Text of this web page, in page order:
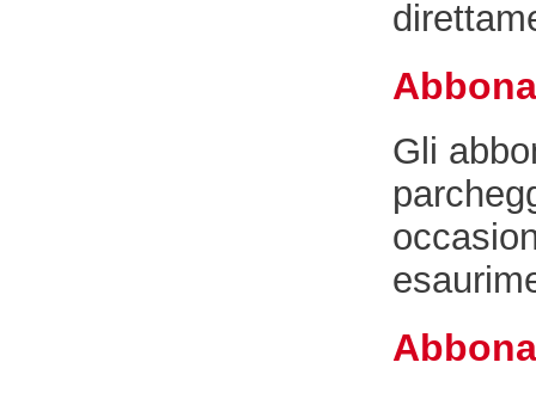
Gli